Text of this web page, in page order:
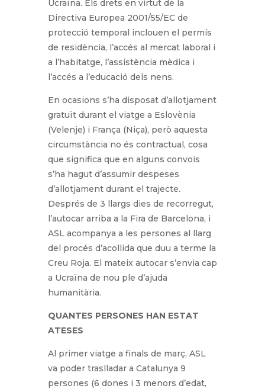
Ucraïna. Els drets en virtut de la
Directiva Europea 2001/55/EC de
protecció temporal inclouen el permís
de residència, l’accés al mercat laboral i
a l’habitatge, l’assistència mèdica i
l’accés a l’educació dels nens.
En ocasions s’ha disposat d’allotjament
gratuït durant el viatge a Eslovènia
(Velenje) i França (Niça), però aquesta
circumstància no és contractual, cosa
que significa que en alguns convois
s’ha hagut d’assumir despeses
d’allotjament durant el trajecte.
Després de 3 llargs dies de recorregut,
l’autocar arriba a la Fira de Barcelona, i
ASL acompanya a les persones al llarg
del procés d’acollida que duu a terme la
Creu Roja. El mateix autocar s’envia cap
a Ucraïna de nou ple d’ajuda
humanitària.
QUANTES PERSONES HAN ESTAT
ATESES
Al primer viatge a finals de març, ASL
va poder traslladar a Catalunya 9
persones (6 dones i 3 menors d’edat,